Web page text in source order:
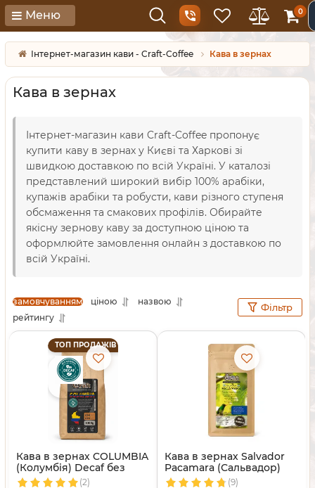
Меню 0
Інтернет-магазин кави - Craft-Coffee Кава в зернах
Кава в зернах
Інтернет-магазин кави Craft-Coffee пропонує
купити каву в зернах у Києві та Харкові зі
швидкою доставкою по всій Україні. У каталозі
представлений широкий вибір 100% арабіки,
купажів арабіки та робусти, кави різного ступеня
обсмаження та смакових профілів. Обирайте
якісну зернову каву за доступною ціною та
оформлюйте замовлення онлайн з доставкою по
всій Україні.
замовчуванням ціною
назвою
рейтингу
Фільтр
ТОП ПРОДАЖІВ
Кава в зернах COLUMBIA
(Колумбія) Decaf без
кофеїну
(2)
Кава в зернах Salvador
Pacamara (Сальвадор)
(9)